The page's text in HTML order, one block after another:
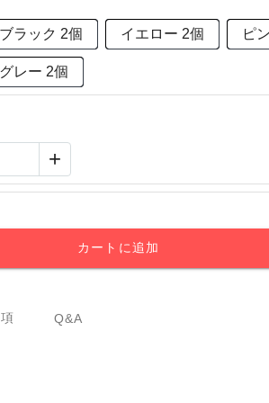
ブラック 2個 イエロー 2個 ピ
グレー 2個
+
カートに追加
Q&A